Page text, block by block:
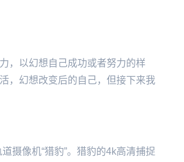
，以幻想自己成功或者努力的样
，幻想改变后的自己，但接下来我
摄像机“猎豹”。猎豹的4k高清捕捉